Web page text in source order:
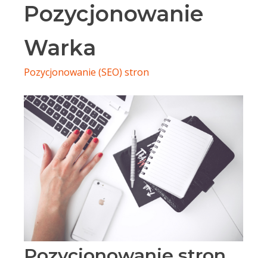
Pozycjonowanie
Warka
Pozycjonowanie (SEO) stron